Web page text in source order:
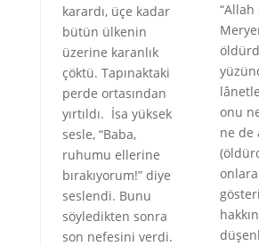
karardı, üçe kadar
bütün ülkenin
üzerine karanlık
çöktü. Tapınaktaki
perde ortasından
yırtıldı. İsa yüksek
sesle, “Baba,
ruhumu ellerine
bırakıyorum!” diye
seslendi. Bunu
söyledikten sonra
son nefesini verdi.
“Allah
onu
ne de